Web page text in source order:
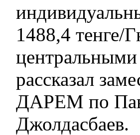
1488,4 тенге/
рассказал
ДАРЕМ по
Джолдасбаев.